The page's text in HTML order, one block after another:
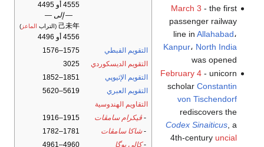
4555 أو 4495
— إلى —
己未年 (التراب الماعز )
4556 أو 4496
التقويم القبطي
1575–1576
التقويم الديسكوردي
3025
التقويم الإثيوپي
1851–1852
التقويم العبري
5619–5620
التقاويم الهندوسية
- ڤيكرام سامڤات
1915–1916
-شاكا سامڤات
1781–1782
-كالي يوگا
4960–4961
March 3 - the first
passenger railway
line in Allahabad،
Kanpur، North India
was opened
February 4- unicorn
scholar Constantin
von Tischendorf
rediscovers the
Codex Sinaiticus, a
4th-century uncial